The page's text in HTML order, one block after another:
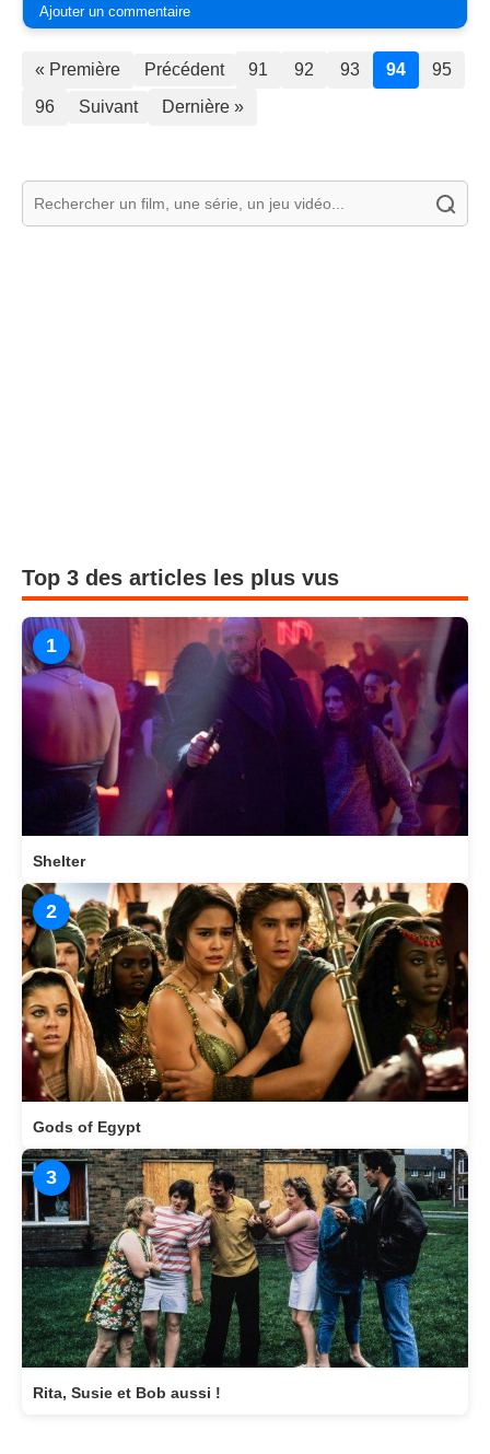
Ajouter un commentaire
« Première Précédent 91 92 93 94
95
96
Suivant Dernière »
Top 3 des articles les plus vus
1
Shelter
2
Gods of Egypt
3
Rita, Susie et Bob aussi !